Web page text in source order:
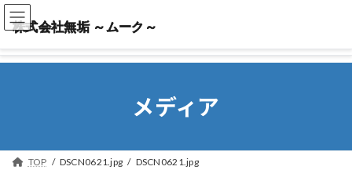
株式会社無垢 ～ムーク～
株式会社無垢 ～ムーク～
メディア
TOP DSCN0621.jpg DSCN0621.jpg